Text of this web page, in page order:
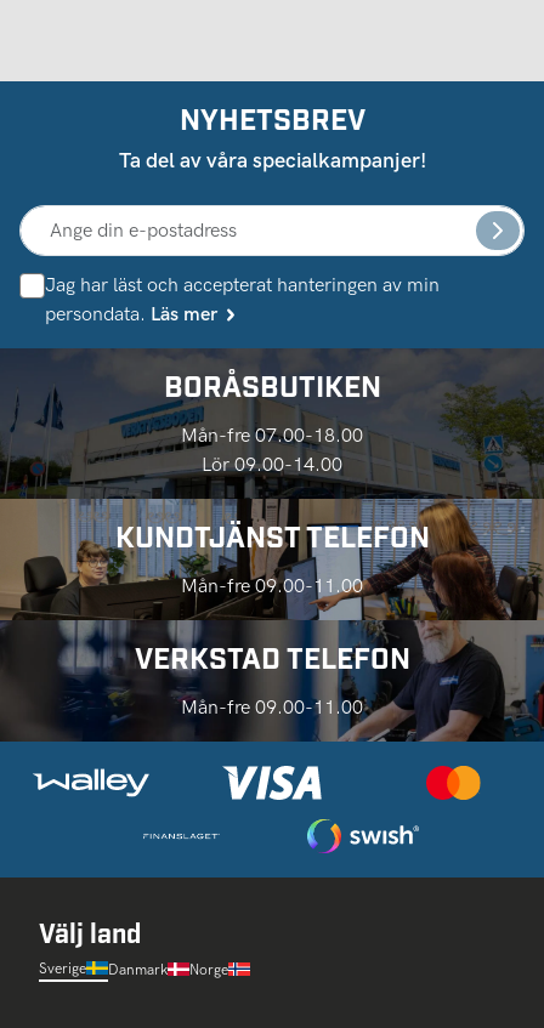
NYHETSBREV
Ta del av våra specialkampanjer!
Jag har läst och accepterat hanteringen av min
persondata. Läs mer
BORÅSBUTIKEN
Mån-fre 07.00-18.00
Lör 09.00-14.00
KUNDTJÄNST TELEFON
Mån-fre 09.00-11.00
VERKSTAD TELEFON
Mån-fre 09.00-11.00
Välj land
Sverige Danmark Norge